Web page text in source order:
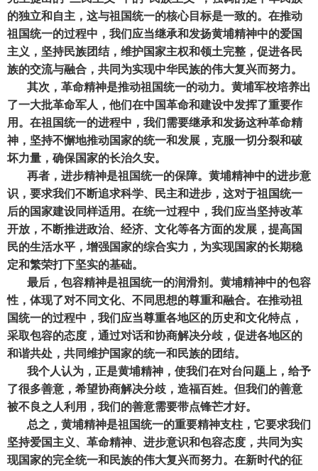
的独立和自主，这与祖国统一的核心目标是一致的。在推动
祖国统一的过程中，我们应当继承和发扬黄埔精神中的爱国
主义，坚持民族团结，维护国家主权和领土完整，促进各民
族的交流与融合，共同为实现中华民族的伟大复兴而努力。
其次，革命精神是推动祖国统一的动力。黄埔军校培养出
了一大批革命军人，他们在中国革命和建设中发挥了重要作
用。在祖国统一的进程中，我们需要继承和发扬这种革命精
神，坚持不懈地推动国家的统一和发展，克服一切分裂和破
坏力量，确保国家的长治久安。
再者，进步精神是祖国统一的保障。黄埔精神中的进步意
识，要求我们不断追求科学、民主和进步，这对于祖国统一
后的国家建设同样适用。在统一过程中，我们应当坚持改革
开放，不断推进政治、经济、文化等各方面的发展，提高国
民的生活水平，增强国家的综合实力，为实现国家的长期稳
定和繁荣打下坚实的基础。
最后，包容精神是祖国统一的润滑剂。黄埔精神中的包容
性，体现了对不同文化、不同思想的尊重和融合。在推动祖
国统一的过程中，我们应当尊重各地区的历史和文化特点，
采取包容的态度，通过对话和协商解决分歧，促进各地区的
和谐共处，共同维护国家的统一和民族的团结。
我个人认为，正是黄埔精神，使我们在对台问题上，给予
了很多善意，希望协商解决分歧，造福百姓。但我们的善意
被不良之人利用，我们的善意需要带点锋芒才好。
总之，黄埔精神是祖国统一的重要精神支柱，它要求我们
坚持爱国主义、革命精神、进步意识和包容态度，共同为实
现国家的完全统一和民族的伟大复兴而努力。在新时代的征